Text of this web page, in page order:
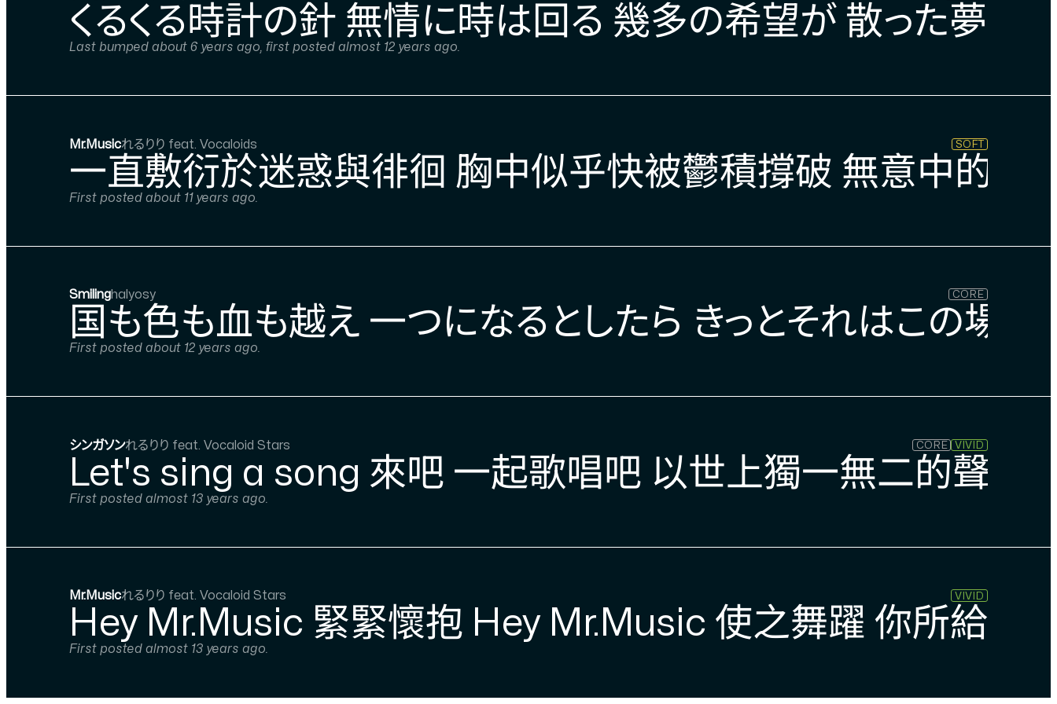
くるくる時計の針 無情に時は回る 幾多の希望が 散った夢の
Last bumped about 6 years ago, first posted almost 12 years ago.
Mr.Musicれるりり feat. Vocaloids SOFT
一直敷衍於迷惑與徘徊 胸中似乎快被鬱積撐破 無意中的委
First posted about 11 years ago.
Smilinghalyosy CORE
国も色も血も越え 一つになるとしたら きっとそれはこの場所
First posted about 12 years ago.
シンガソンれるりり feat. Vocaloid Stars CORE VIVID
Let's sing a song 來吧 一起歌唱吧 以世上獨一無二的聲音
First posted almost 13 years ago.
Mr.Musicれるりり feat. Vocaloid Stars VIVID
Hey Mr.Music 緊緊懷抱 Hey Mr.Music 使之舞躍 你所給予
First posted almost 13 years ago.